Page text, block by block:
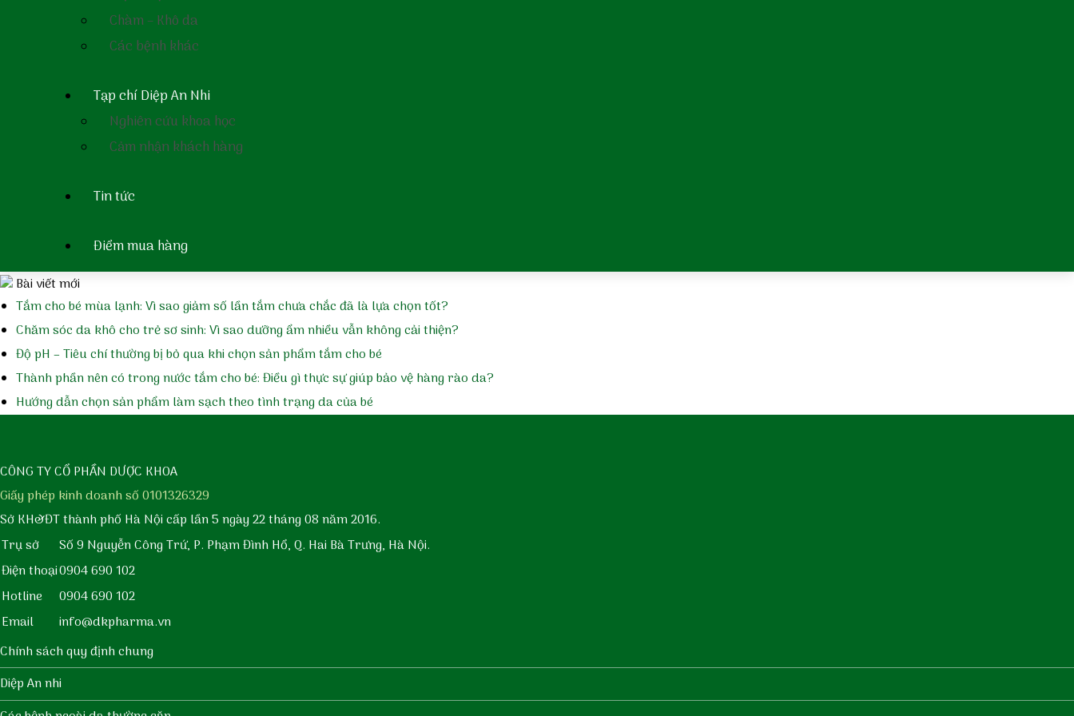
Chàm – Khô da
Các bệnh khác
Tạp chí Diệp An Nhi
Nghiên cứu khoa học
Cảm nhận khách hàng
Tin tức
Điểm mua hàng
Bản tin dược sĩ
Bản tin An lành số 8: Lựa chọn nước tắm gội hay sữa tắm cho trẻ sơ sinh việt nam
Bài viết mới
Tắm cho bé mùa lạnh: Vì sao giảm số lần tắm chưa chắc đã là lựa chọn tốt?
Chăm sóc da khô cho trẻ sơ sinh: Vì sao dưỡng ẩm nhiều vẫn không cải thiện?
Độ pH – Tiêu chí thường bị bỏ qua khi chọn sản phẩm tắm cho bé
Thành phần nên có trong nước tắm cho bé: Điều gì thực sự giúp bảo vệ hàng rào da?
Hướng dẫn chọn sản phẩm làm sạch theo tình trạng da của bé
CÔNG TY CỔ PHẦN DƯỢC KHOA
Giấy phép kinh doanh số 0101326329
Sở KH&ĐT thành phố Hà Nội cấp lần 5 ngày 22 tháng 08 năm 2016.
Trụ sở
Số 9 Nguyễn Công Trứ, P. Phạm Đình Hổ, Q. Hai Bà Trưng, Hà Nội.
Điện thoại0904 690 102
Hotline
0904 690 102
Email
info@dkpharma.vn
Chính sách quy định chung
Diệp An nhi